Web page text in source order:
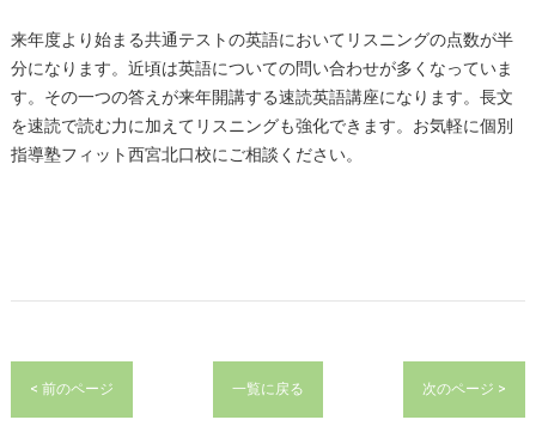
来年度より始まる共通テストの英語においてリスニングの点数が半
分になります。近頃は英語についての問い合わせが多くなっていま
す。その一つの答えが来年開講する速読英語講座になります。長文
を速読で読む力に加えてリスニングも強化できます。お気軽に個別
指導塾フィット西宮北口校にご相談ください。
< 前のページ 一覧に戻る 次のページ >